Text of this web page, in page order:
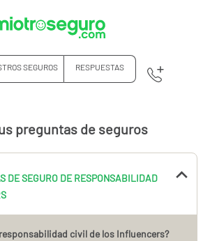
SEGUROS RESPUESTAS
preguntas de seguros
DE SEGURO DE RESPONSABILIDAD
civil de los Influencers?